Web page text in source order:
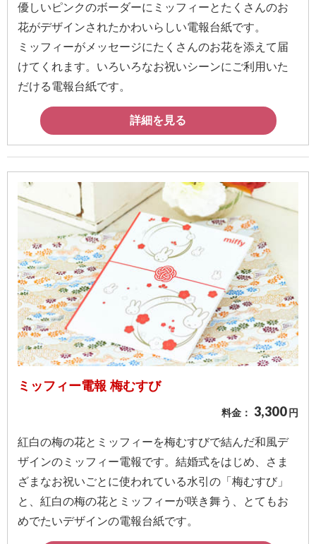
優しいピンクのボーダーにミッフィーとたくさんのお
花がデザインされたかわいらしい電報台紙です。
ミッフィーがメッセージにたくさんのお花を添えて届
けてくれます。いろいろなお祝いシーンにご利用いた
だける電報台紙です。
詳細を見る
ミッフィー電報 梅むすび
料金： 3,300 円
紅白の梅の花とミッフィーを梅むすびで結んだ和風デ
ザインのミッフィー電報です。結婚式をはじめ、さま
ざまなお祝いごとに使われている水引の「梅むすび」
と、紅白の梅の花とミッフィーが咲き舞う、とてもお
めでたいデザインの電報台紙です。